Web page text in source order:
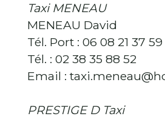
Taxi MENEAU
MENEAU David
Tél. Port : 06 08 21 37 59
Tél. : 02 38 35 88 52
Email :
PRESTIGE D Taxi